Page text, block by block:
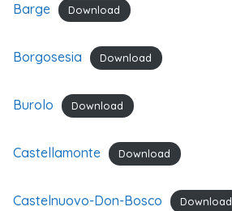
Barge Download
Borgosesia Download
Burolo Download
Castellamonte Download
Castelnuovo-Don-Bosco Download